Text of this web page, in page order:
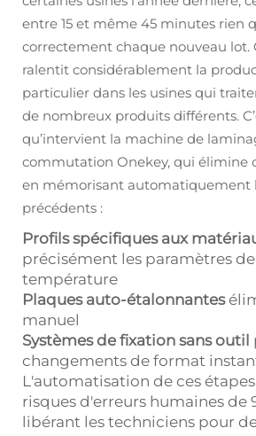
entre 15 et même 45 minutes rien
correctement chaque nouveau lot.
ralentit considérablement la
particulier dans les usines qui
de nombreux produits différents.
qu’intervient la machine de
commutation Onekey, qui élimine
en mémorisant automatiquement
précédents :
Profils spécifiques aux
précisément les paramètres
température
Plaques auto-étalonnantes
manuel
Systèmes de fixation sans outil
changements de format
L'automatisation de ces
risques d'erreurs humaines de
libérant les techniciens pour